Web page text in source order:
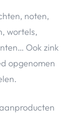
noten,
wortels,
Ook zink
opgenomen